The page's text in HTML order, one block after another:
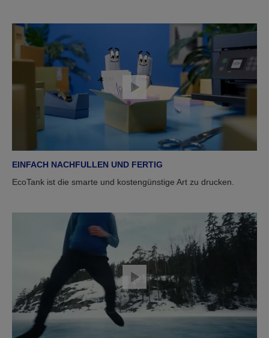
EINFACH NACHFULLEN UND FERTIG
EcoTank ist die smarte und kostengünstige Art zu drucken.